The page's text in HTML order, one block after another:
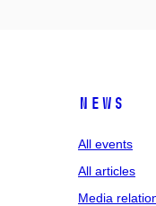
News
All events
All articles
Media